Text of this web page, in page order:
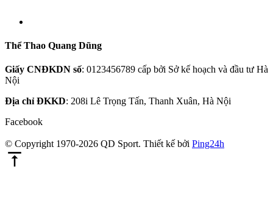
Thể Thao Quang Dũng
Giấy CNĐKDN số: 0123456789 cấp bởi Sở kế hoạch và đầu tư Hà
Nội
Địa chỉ ĐKKD: 208i Lê Trọng Tấn, Thanh Xuân, Hà Nội
Facebook
© Copyright 1970-2026 QD Sport. Thiết kế bởi Ping24h